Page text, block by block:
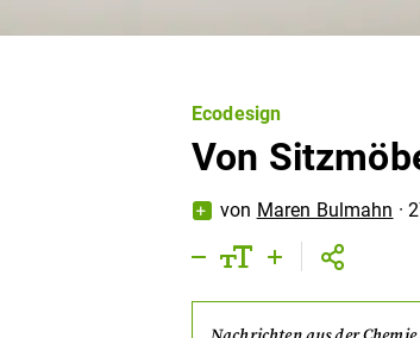
Ecodesign
Von
von Maren Bulmahn ·